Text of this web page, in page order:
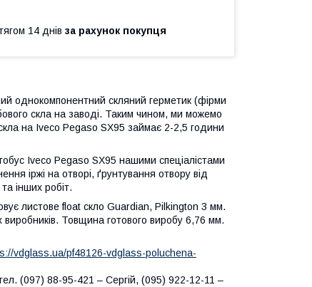
14 днів за рахунок покупця
однокомпонентний скляний герметик (фірми
скла на заводі. Таким чином, ми можемо
скла на Iveco Pegaso SX95 займає 2-2,5 години
Iveco Pegaso SX95 нашими спеціалістами
іржі на отворі, ґрунтування отвору від
інших робіт.
листове float скло Guardian, Pilkington 3 мм.
виробників. Товщина готового виробу 6,76 мм.
vdglass.ua/pf48126-vdglass-poluchena-
(097) 88-95-421 – Сергій, (095) 922-12-11 –